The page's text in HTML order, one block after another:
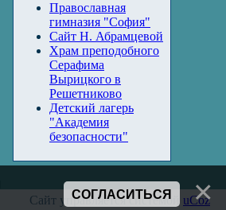
Православная
гимназия "София"
Сайт Н. Абрамцевой
Храм преподобного
Серафима
Вырицкого в
Решетниково
Детский лагерь
"Академия
безопасности"
Сайт управляется системой uCoz
СОГЛАСИТЬСЯ